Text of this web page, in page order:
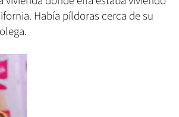
Había píldoras cerca de su